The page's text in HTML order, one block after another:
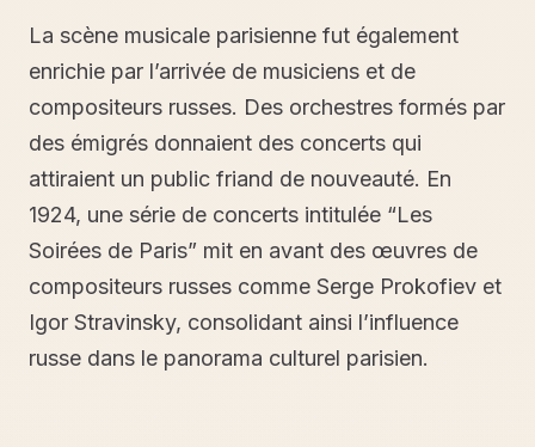
La scène musicale parisienne fut également
enrichie par l’arrivée de musiciens et de
compositeurs russes. Des orchestres formés par
des émigrés donnaient des concerts qui
attiraient un public friand de nouveauté. En
1924, une série de concerts intitulée “Les
Soirées de Paris” mit en avant des œuvres de
compositeurs russes comme Serge Prokofiev et
Igor Stravinsky, consolidant ainsi l’influence
russe dans le panorama culturel parisien.